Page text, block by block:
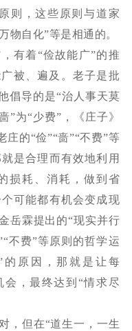
则，这些原则与道家
物自化”等是相通的。
，有着“俭故能广”的推
被、遍及。老子是批
倡导的是“治人事天莫
”为“少费”，《庄子》
庄的“俭”“啬”“不费”等
是合理而有效地利用
损耗、消耗，做到省
可能都有机会变成现
岳霖提出的“现实并行
不费”等原则的哲学运
的原因，那就是让每
会，最终达到“情求尽
，但在“道生一，一生